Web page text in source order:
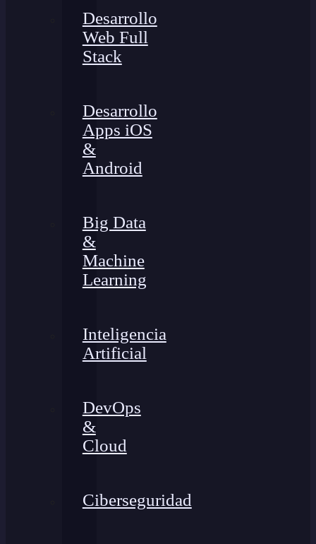
Desarrollo
Web Full
Stack
Desarrollo
Apps iOS
&
Android
Big Data
&
Machine
Learning
Inteligencia
Artificial
DevOps
&
Cloud
Ciberseguridad